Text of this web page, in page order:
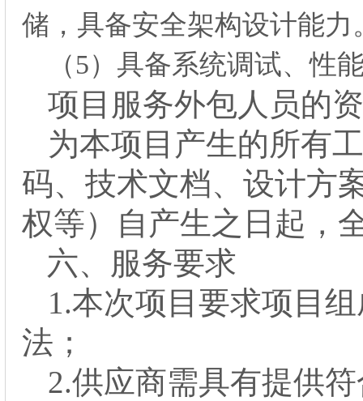
储，具备安全架构设计能力
（5）具备系统调试、性
项目服务外包人员的
为本项目产生的所有
码、技术文档、设计方
权等）自产生之日起，
六、 服务要求
1.本次项目 要求项目
法；
2.供应商需具有提供